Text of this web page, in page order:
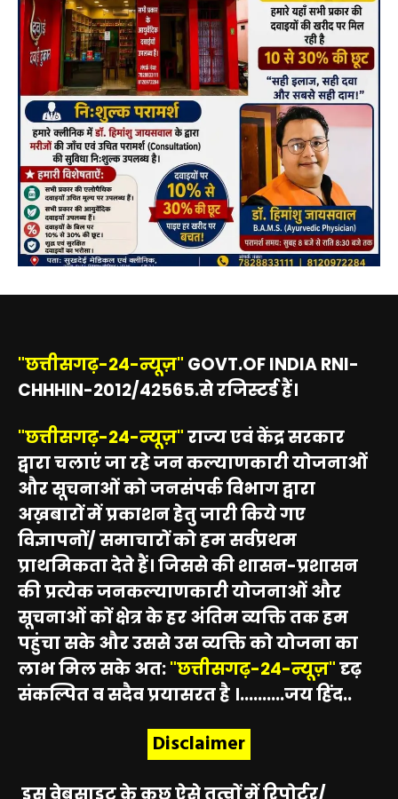
"छत्तीसगढ़-24-न्यूज़" GOVT.OF INDIA RNI-
CHHHIN-2012/42565.से रजिस्टर्ड हैं।
"छत्तीसगढ़-24-न्यूज़"राज्य एवं केंद्र सरकार
द्वारा चलाएं जा रहे जन कल्याणकारी योजनाओं
और सूचनाओं को जनसंपर्क विभाग द्वारा
अख़बारों में प्रकाशन हेतु जारी किये गए
विज्ञापनों/ समाचारों को हम सर्वप्रथम
प्राथमिकता देते हैं। जिससे की शासन-प्रशासन
की प्रत्येक जनकल्याणकारी योजनाओं और
सूचनाओं कों क्षेत्र के हर अंतिम व्यक्ति तक हम
पहुंचा सके और उससे उस व्यक्ति को योजना का
लाभ मिल सके अत:"छत्तीसगढ़-24-न्यूज़"दृढ़
संकल्पित व सदैव प्रयासरत है ।..........जय हिंद..
Disclaimer
इस वेबसाइट के कुछ ऐसे तत्वों में रिपोर्टर/